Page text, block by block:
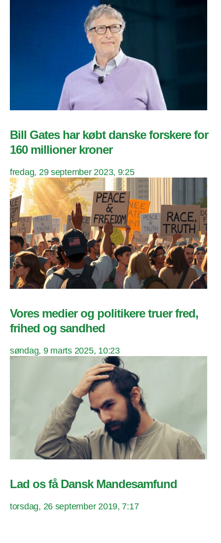
Bill Gates har købt danske forskere for
160 millioner kroner
fredag, 29 september 2023, 9:25
Vores medier og politikere truer fred,
frihed og sandhed
søndag, 9 marts 2025, 10:23
Lad os få Dansk Mandesamfund
torsdag, 26 september 2019, 7:17